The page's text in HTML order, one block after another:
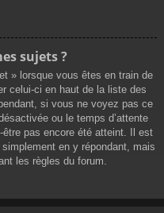
sujets ?
» lorsque vous êtes en train de
celui-ci en haut de la liste des
si vous ne voyez pas ce
ou le temps d’attente
être pas encore été atteint. Il est
en y répondant, mais
les règles du forum.